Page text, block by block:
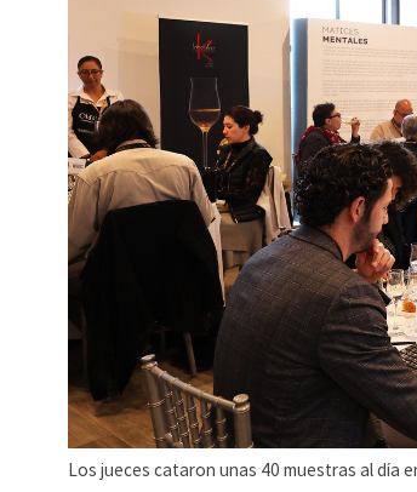
Los jueces cataron unas 40 muestras al día